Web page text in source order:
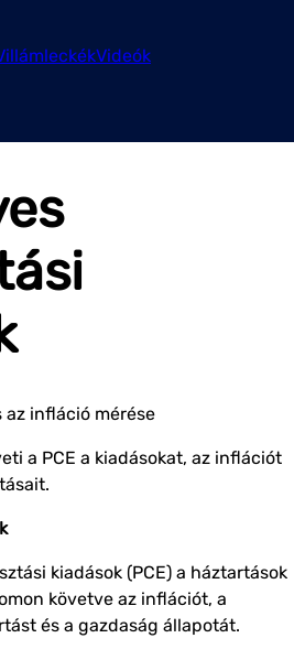
Videók
az infláció mérése
a PCE a kiadásokat, az inflációt
kiadások (PCE) a háztartások
követve az inflációt, a
és a gazdaság állapotát.